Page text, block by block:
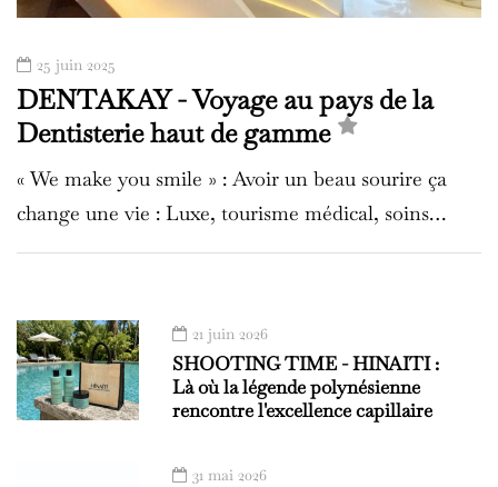
25 juin 2025
DENTAKAY - Voyage au pays de la
Dentisterie haut de gamme
« We make you smile » : Avoir un beau sourire ça
change une vie : Luxe, tourisme médical, soins…
21 juin 2026
SHOOTING TIME - HINAITI :
Là où la légende polynésienne
rencontre l'excellence capillaire
31 mai 2026